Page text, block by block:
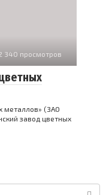
340 просмотров
металлов» (ЗАО
завод цветных